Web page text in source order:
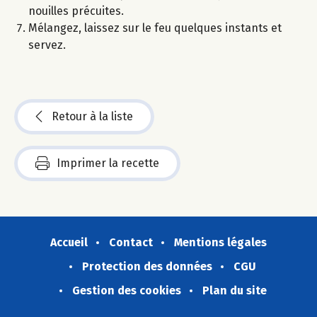
nouilles précuites.
Mélangez, laissez sur le feu quelques instants et
servez.
Retour à la liste
Imprimer la recette
Accueil Contact
Mentions légales
Protection des données
CGU
Gestion des cookies
Plan du site